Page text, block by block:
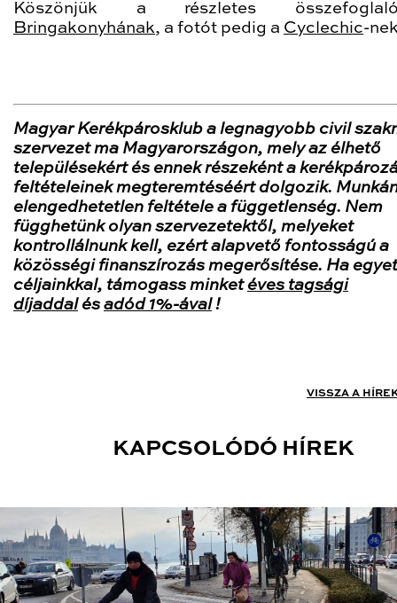
Köszönjük a részletes
Bringakonyhának, a fotót pedig a Cyclechic-
Magyar Kerékpárosklub a legnagyobb civil
szervezet ma Magyarországon, mely az élhető
településekért és ennek részeként a
feltételeinek megteremtéséért dolgozik.
elengedhetetlen feltétele a függetlenség. Nem
függhetünk olyan szervezetektől, melyeket
kontrollálnunk kell, ezért alapvető fontosságú a
közösségi finanszírozás megerősítése. Ha
céljainkkal, támogass minket éves tagsági
díjaddalés adód 1%-ával!
VISSZA A
KAPCSOLÓDÓ HÍREK